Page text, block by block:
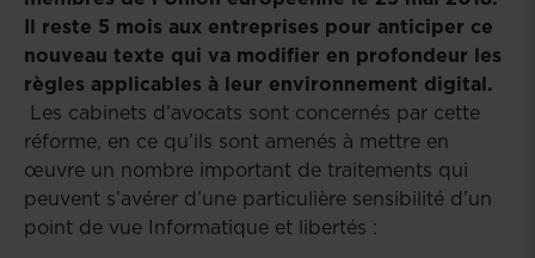
Il reste 5 mois aux entreprises pour anticiper ce
nouveau texte qui va modifier en profondeur les
règles applicables à leur environnement digital.
Les cabinets d’avocats sont concernés par cette
réforme, en ce qu’ils sont amenés à mettre en
œuvre un nombre important de traitements qui
peuvent s’avérer d’une particulière sensibilité d’un
point de vue Informatique et libertés :